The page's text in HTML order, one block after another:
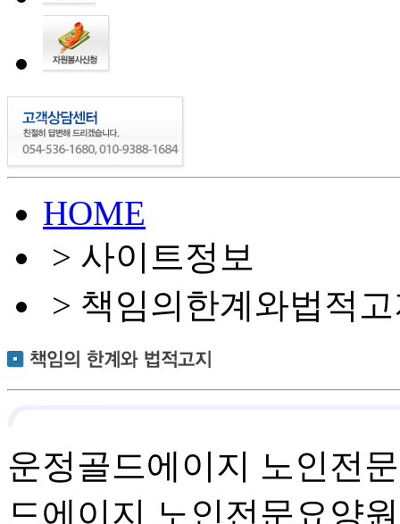
HOME
> 사이트정보
> 책임의한계와법적
운정골드에이지 노인전
드에이지 노인전문요양